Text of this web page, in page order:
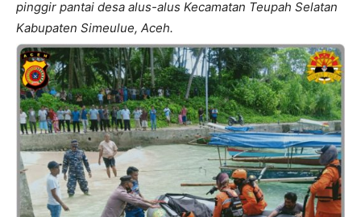
pinggir pantai desa alus-alus Kecamatan Teupah Selatan
Kabupaten Simeulue, Aceh.